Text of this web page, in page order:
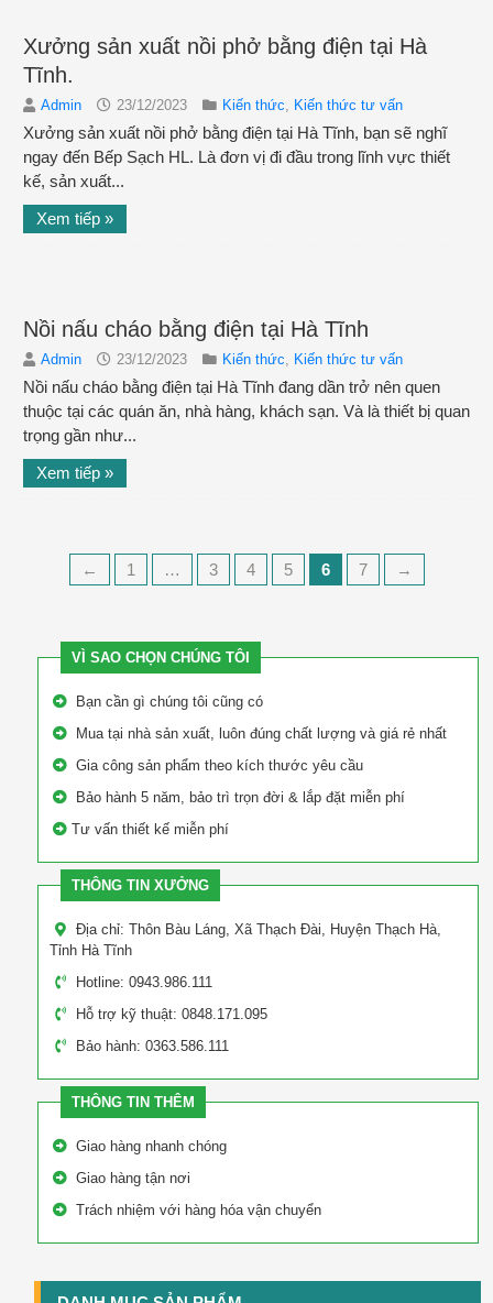
Xưởng sản xuất nồi phở bằng điện tại Hà
Tĩnh.
Admin 23/12/2023 Kiến thức Kiến thức tư vấn
Xưởng sản xuất nồi phở bằng điện tại Hà Tĩnh, bạn sẽ nghĩ
ngay đến Bếp Sạch HL. Là đơn vị đi đầu trong lĩnh vực thiết
kế, sản xuất...
Xem tiếp »
Nồi nấu cháo bằng điện tại Hà Tĩnh
Admin 23/12/2023 Kiến thức Kiến thức tư vấn
Nồi nấu cháo bằng điện tại Hà Tĩnh đang dần trở nên quen
thuộc tại các quán ăn, nhà hàng, khách sạn. Và là thiết bị quan
trọng gần như...
Xem tiếp »
← 1 … 3 4 5 6 7 →
VÌ SAO CHỌN CHÚNG TÔI
Bạn cần gì chúng tôi cũng có
Mua tại nhà sản xuất, luôn đúng chất lượng và giá rẻ nhất
Gia công sản phẩm theo kích thước yêu cầu
Bảo hành 5 năm, bảo trì trọn đời & lắp đặt miễn phí
Tư vấn thiết kế miễn phí
THÔNG TIN XƯỞNG
Địa chỉ: Thôn Bàu Láng, Xã Thạch Đài, Huyện Thạch Hà,
Tỉnh Hà Tĩnh
Hotline: 0943.986.111
Hỗ trợ kỹ thuật: 0848.171.095
Bảo hành: 0363.586.111
THÔNG TIN THÊM
Giao hàng nhanh chóng
Giao hàng tận nơi
Trách nhiệm với hàng hóa vận chuyển